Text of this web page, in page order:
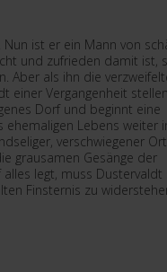
ist er ein Mann von
und zufrieden damit ist,
Aber als ihn die
einer Vergangenheit
Dorf und beginnt eine
ehemaligen Lebens weiter
verschwiegener
grausamen Gesänge der
legt, muss Dustervaldt
Finsternis zu